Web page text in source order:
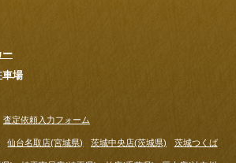
ー
車場
査定依頼入力フォーム
仙台名取店(宮城県) 茨城中央店(茨城県) 茨城つくば